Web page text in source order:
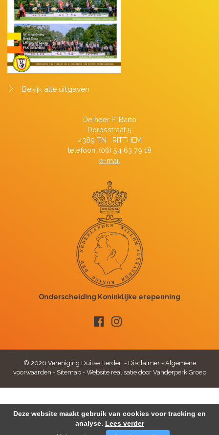
Bekijk alle uitgaven
De heer P. Barto
Dorpsstraat 5
4389 TN RITTHEM
telefoon: (06) 54 63 79 18
e-mail
© 2026 Vereniging Duitse Herder - Disclaimer- Algemene
voorwaarden - Sitemap- Website realisatie door Vanderperk Groep
Deze website maakt gebruik van cookies voor tracking en
analyse. Lees verder